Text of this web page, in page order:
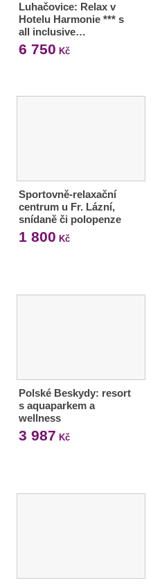
Luhačovice: Relax v
Hotelu Harmonie *** s
all inclusive…
6 750 Kč
Sportovně-relaxační
centrum u Fr. Lázní,
snídaně či polopenze
1 800 Kč
Polské Beskydy: resort
s aquaparkem a
wellness
3 987 Kč